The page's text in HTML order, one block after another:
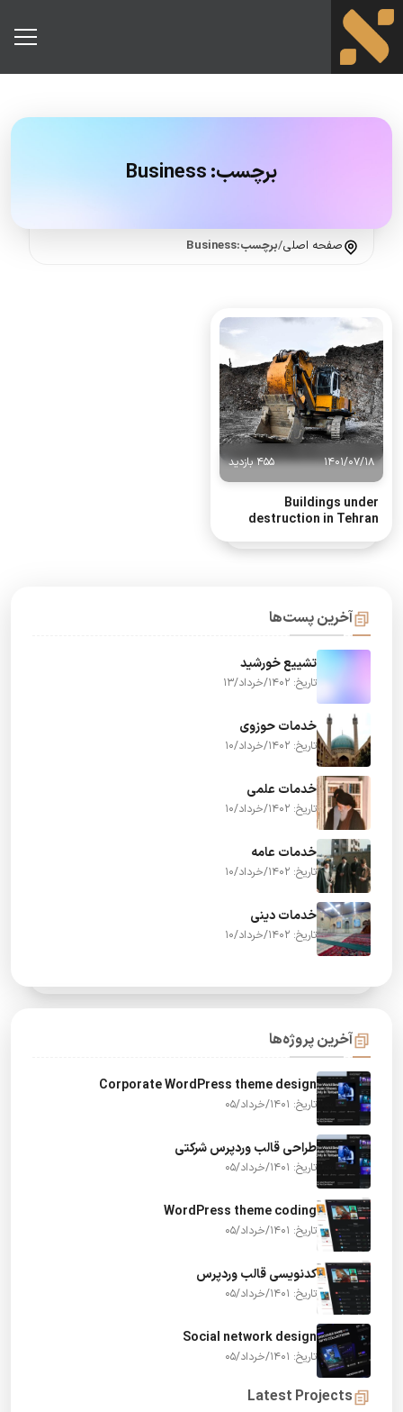
برچسب:Business
صفحه اصلی/برچسب:Business
1401/07/18 455 بازدید
Buildings under
destruction in Tehran
آخرین پست‌ها
تشییع خورشید
تاریخ: 1402/خرداد/13
خدمات حوزوی
تاریخ: 1402/خرداد/10
خدمات علمی
تاریخ: 1402/خرداد/10
خدمات عامه
تاریخ: 1402/خرداد/10
خدمات دینی
تاریخ: 1402/خرداد/10
آخرین پروژه‌ها
Corporate WordPress theme design
تاریخ: 1401/خرداد/05
طراحی قالب وردپرس شرکتی
تاریخ: 1401/خرداد/05
WordPress theme coding
تاریخ: 1401/خرداد/05
کدنویسی قالب وردپرس
تاریخ: 1401/خرداد/05
Social network design
تاریخ: 1401/خرداد/05
Latest Projects